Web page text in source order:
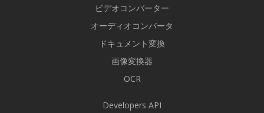
ビデオコンバーター
オーディオコンバータ
ドキュメント変換
画像変換器
OCR
Developers API